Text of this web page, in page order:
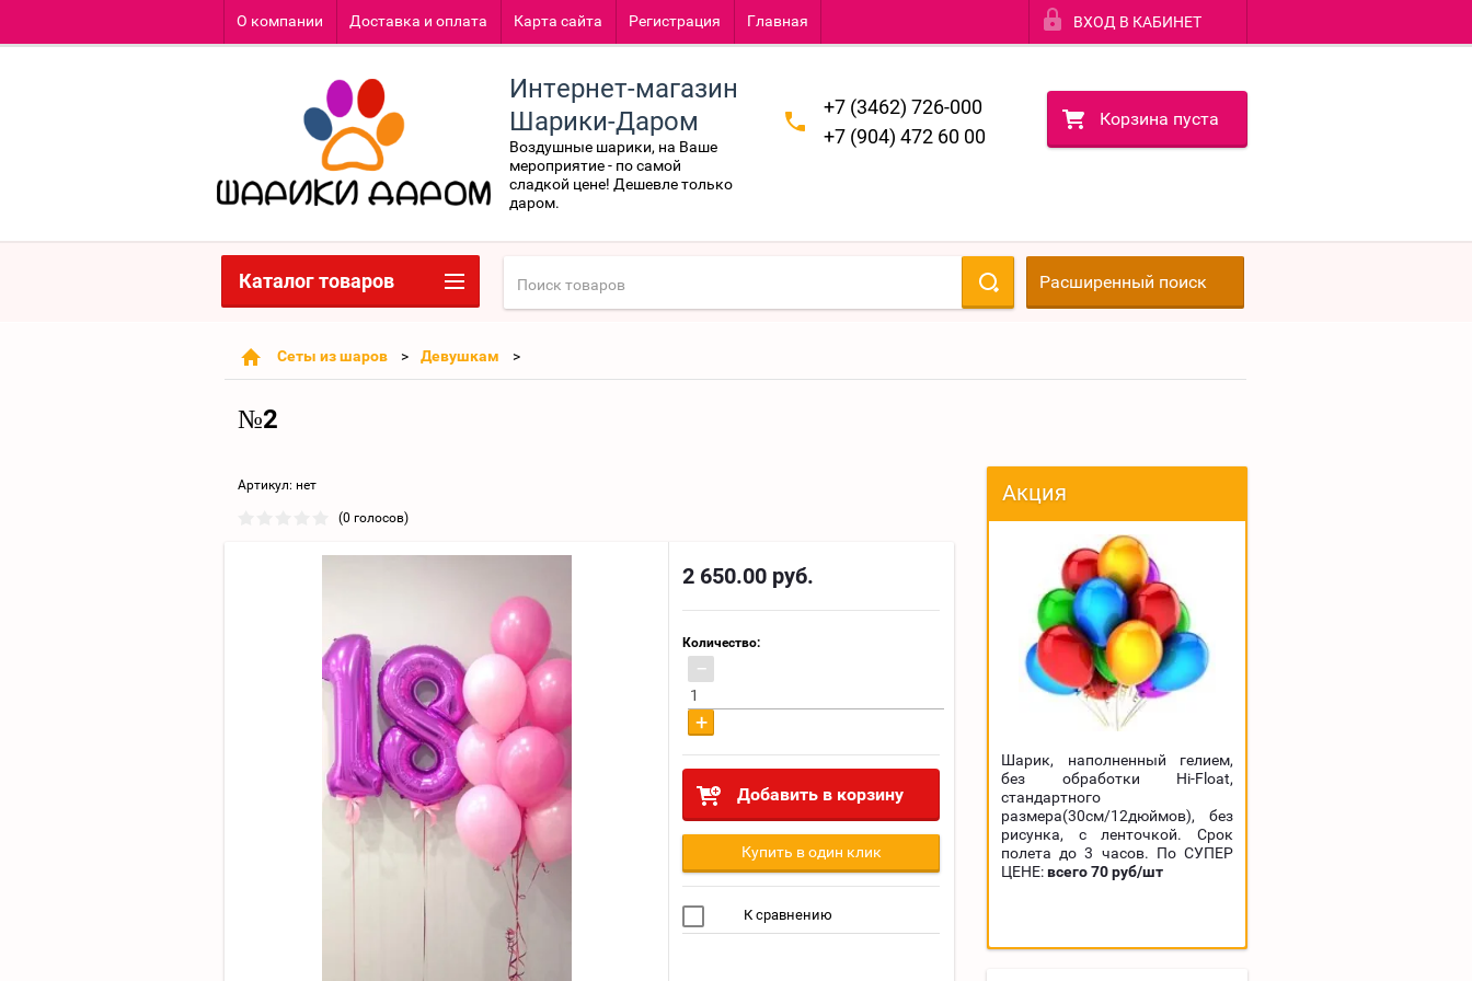
О компании Доставка и оплата Карта сайта Регистрация Главная ВХОД В КАБИНЕТ
Интернет-магазин
Шарики-Даром
Воздушные шарики, на Ваше
мероприятие - по самой
сладкой цене! Дешевле только
даром.
+7 (3462) 726-000
+7 (904) 472 60 00
Корзина пуста
Расширенный поиск
Сеты из шаров Девушкам
№2
Артикул: нет
(0 голосов)
2 650.00 руб.
Количество:
−
+
Добавить в корзину
Купить в один клик
К сравнению
Каталог товаров
Акция
Шарик, наполненный гелием,
без обработки Hi-Float,
стандартного
размера(30см/12дюймов), без
рисунка, с ленточкой. Срок
полета до 3 часов. По СУПЕР
ЦЕНЕ:всего 70 руб/шт